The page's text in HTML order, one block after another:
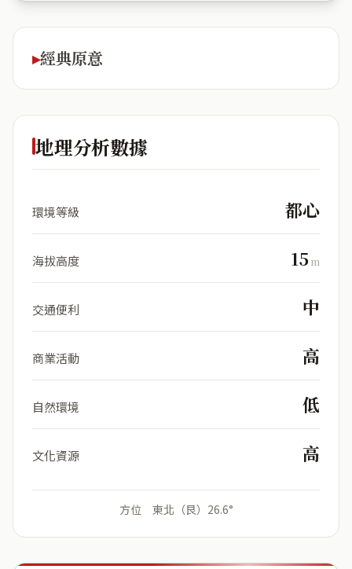
經典原意
地理分析數據
環境等級 都心
海拔高度 15 m
交通便利 中
商業活動 高
自然環境 低
文化資源 高
方位 東北（艮）26.6°